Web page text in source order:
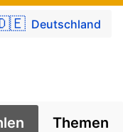
Deutschland
Themen